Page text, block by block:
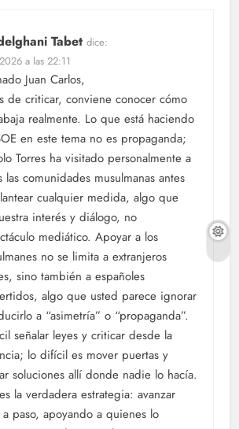
Tabet dice:
a las 22:11
Juan Carlos,
de criticar, conviene conocer cómo
realmente. Lo que está haciendo
en este tema no es propaganda;
Torres ha visitado personalmente a
las comunidades musulmanas antes
cualquier medida, algo que
interés y diálogo, no
mediático. Apoyar a los
no se limita a extranjeros
sino también a españoles
algo que usted parece ignorar
a “asimetría” o “propaganda”.
señalar leyes y criticar desde la
lo difícil es mover puertas y
soluciones allí donde nadie lo hacía.
la verdadera estrategia: avanzar
a paso, apoyando a quienes lo